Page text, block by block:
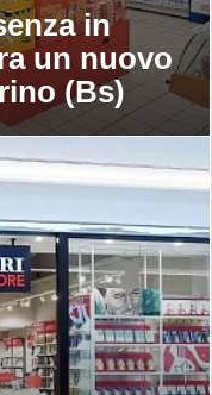
in
un nuovo
(Bs)